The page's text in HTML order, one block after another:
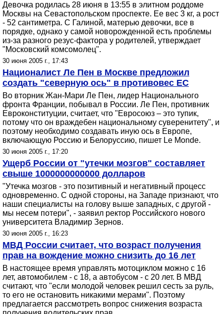
Девочка родилась 28 июня в 13:55 в элитном роддоме
Москвы на Севастопольском проспекте. Ее вес 3 кг, а рост
- 52 сантиметра. С Галиной, матерью девочки, все в
порядке, однако у самой новорожденной есть проблемы
из-за разного резус-фактора у родителей, утверждает
"Московский комсомолец".
30 июня 2005 г., 17:43
Националист Ле Пен в Москве предложил
создать "северную ось" в противовес ЕС
Во вторник Жан-Мари Ле Пен, лидер Национального
фронта Франции, побывал в России. Ле Пен, противник
Евроконституции, считает, что "Евросоюз – это тупик,
потому что он враждебен национальному суверенитету", и
поэтому необходимо создавать иную ось в Европе,
включающую Россию и Белоруссию, пишет Le Monde.
30 июня 2005 г., 17:20
Ущерб России от "утечки мозгов" составляет
свыше 1000000000000 долларов
"Утечка мозгов - это позитивный и негативный процесс
одновременно. С одной стороны, на Западе признают, что
наши специалисты на голову выше западных, с другой -
мы несем потери", - заявил ректор Российского нового
университета Владимир Зернов.
30 июня 2005 г., 16:23
МВД России считает, что возраст получения
прав на вождение можно снизить до 16 лет
В настоящее время управлять мотоциклом можно с 16
лет, автомобилем - с 18, а автобусом - с 20 лет. В МВД
считают, что "если молодой человек решил сесть за руль,
то его не остановить никакими мерами". Поэтому
предлагается рассмотреть вопрос снижения возраста